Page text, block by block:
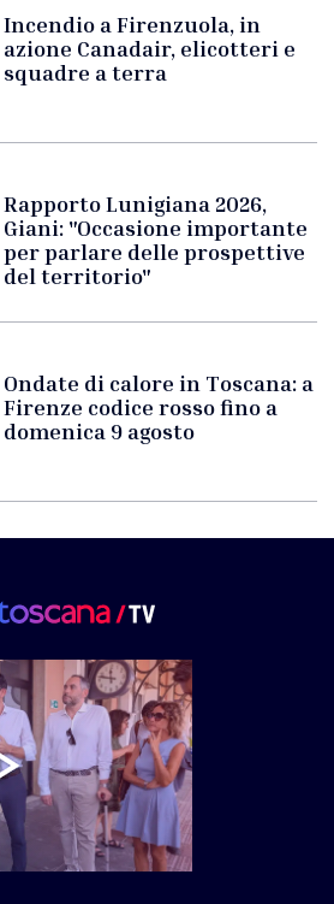
Incendio a Firenzuola, in
azione Canadair, elicotteri e
squadre a terra
Rapporto Lunigiana 2026,
Giani: "Occasione importante
per parlare delle prospettive
del territorio"
Ondate di calore in Toscana: a
Firenze codice rosso fino a
domenica 9 agosto